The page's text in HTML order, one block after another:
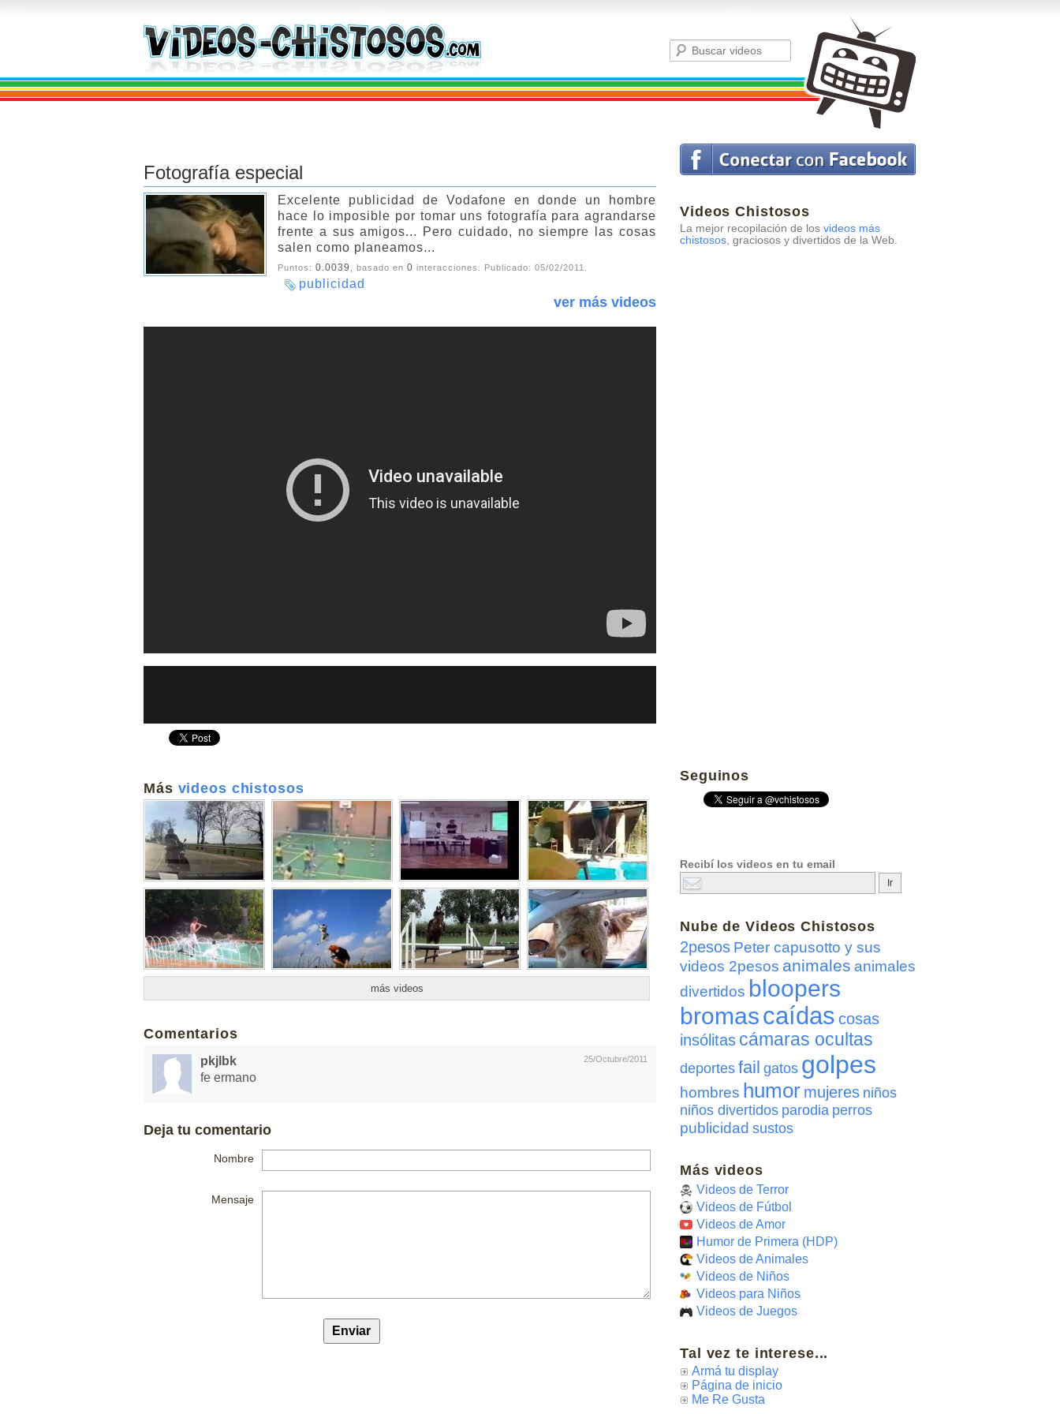
Videos Chistosos
La mejor recopilación de los videos más
chistosos, graciosos y divertidos de la Web.
Fotografía especial
Excelente publicidad de Vodafone en donde un hombre
hace lo imposible por tomar uns fotografía para agrandarse
frente a sus amigos... Pero cuidado, no siempre las cosas
salen como planeamos...
Puntos: 0.0039 , basado en 0 interacciones. Publicado: 05/02/2011
publicidad
ver más videos
Más videos chistosos
más videos
Comentarios
25/Octubre/2011
pkjlbk
fe ermano
Deja tu comentario
Nombre
Mensaje
Seguinos
Recibí los videos en tu email
Nube deVideos Chistosos
2pesos Peter capusotto y sus
videos 2pesos animales animales
divertidos bloopers
bromascaídas cosas
insólitas cámaras ocultas
deportes fail gatos golpes
hombres humor mujeres niños
niños divertidos parodia perros
publicidad sustos
Más videos
Videos de Terror
Videos de Fútbol
Videos de Amor
Humor de Primera (HDP)
Videos de Animales
Videos de Niños
Videos para Niños
Videos de Juegos
Tal vez te interese...
Armá tu display
Página de inicio
Me Re Gusta